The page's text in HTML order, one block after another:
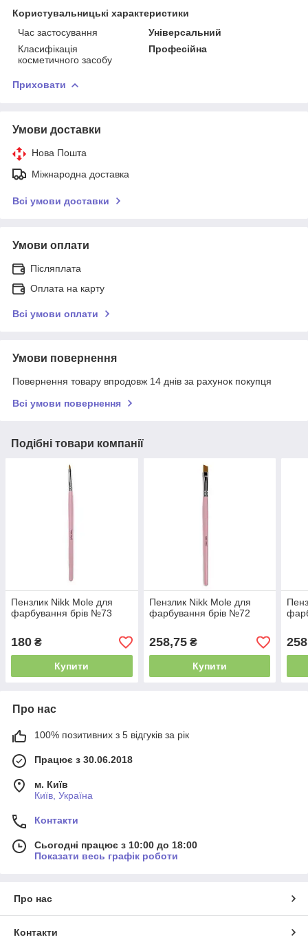
Користувальницькі характеристики
Час застосування
Універсальний
Класифікація
косметичного засобу
Професійна
Приховати
Умови доставки
Нова Пошта
Міжнародна доставка
Всі умови доставки
Умови оплати
Післяплата
Оплата на карту
Всі умови оплати
Умови повернення
Повернення товару впродовж 14 днів за рахунок покупця
Всі умови повернення
Подібні товари компанії
Пензлик Nikk Mole для
фарбування брів №73
180 ₴
Купити
Пензлик Nikk Mole для
фарбування брів №72
258,75₴
Купити
Про нас
100% позитивних з 5 відгуків за рік
Працює з 30.06.2018
м. Київ
Київ, Україна
Контакти
Сьогодні працює з 10:00 до 18:00
Показати весь графік роботи
Про нас
Контакти